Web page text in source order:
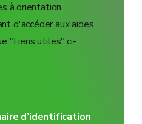
à orientation
d'accéder aux aides
"Liens utiles" ci-
d’identification